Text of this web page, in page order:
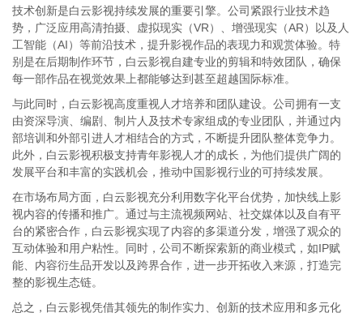
技术创新是白云影视持续发展的重要引擎。公司紧跟行业技术趋
势，广泛应用高清拍摄、虚拟现实（VR）、增强现实（AR）以及人
工智能（AI）等前沿技术，提升影视作品的表现力和观赏体验。特
别是在后期制作环节，白云影视自建专业的剪辑和特效团队，确保
每一部作品在视觉效果上都能够达到甚至超越国际标准。
与此同时，白云影视高度重视人才培养和团队建设。公司拥有一支
由资深导演、编剧、制片人及技术专家组成的专业团队，并通过内
部培训和外部引进人才相结合的方式，不断提升团队整体竞争力。
此外，白云影视积极支持青年影视人才的成长，为他们提供广阔的
发展平台和丰富的实践机会，推动中国影视行业的可持续发展。
在市场布局方面，白云影视充分利用数字化平台优势，加快线上影
视内容的传播和推广。通过与主流视频网站、社交媒体以及自有平
台的紧密合作，白云影视实现了内容的多渠道分发，增强了观众的
互动体验和用户粘性。同时，公司不断探索新的商业模式，如IP赋
能、内容衍生品开发以及跨界合作，进一步开拓收入来源，打造完
整的影视生态链。
总之，白云影视凭借其领先的制作实力、创新的技术应用和多元化